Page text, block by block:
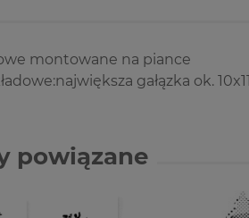
montowane na piance
gałązka ok.
powiązane